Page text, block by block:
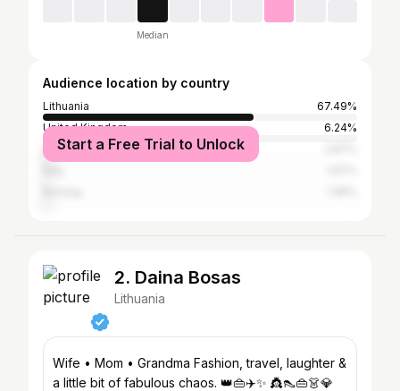
Median
Audience location by country
Lithuania
67.49%
United Kingdom
6.24%
United States
Start a Free Trial to Unlock
2. Daina Bosas
Lithuania
Wife • Mom • Grandma Fashion, travel, laughter &
a little bit of fabulous chaos. 👑👜✈️✨ 👸👠👜👗💎